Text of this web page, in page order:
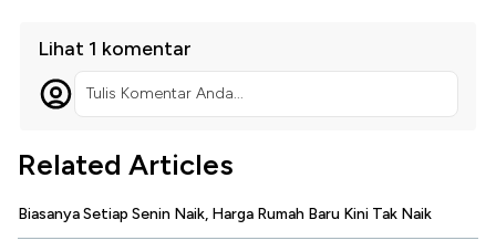
Lihat 1 komentar
Tulis Komentar Anda...
Related Articles
Biasanya Setiap Senin Naik, Harga Rumah Baru Kini Tak Naik